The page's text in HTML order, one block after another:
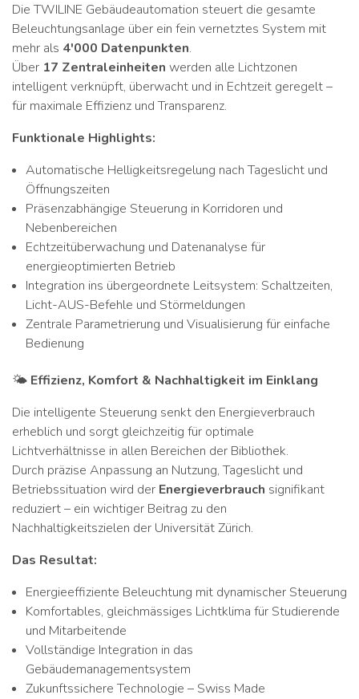
Die TWILINE Gebäudeautomation steuert die gesamte
Beleuchtungsanlage über ein fein vernetztes System mit
mehr als 4'000 Datenpunkten.
Über 17 Zentraleinheiten werden alle Lichtzonen
intelligent verknüpft, überwacht und in Echtzeit geregelt –
für maximale Effizienz und Transparenz.
Funktionale Highlights:
Automatische Helligkeitsregelung nach Tageslicht und
Öffnungszeiten
Präsenzabhängige Steuerung in Korridoren und
Nebenbereichen
Echtzeitüberwachung und Datenanalyse für
energieoptimierten Betrieb
Integration ins übergeordnete Leitsystem: Schaltzeiten,
Licht-AUS-Befehle und Störmeldungen
Zentrale Parametrierung und Visualisierung für einfache
Bedienung
🌤️ Effizienz, Komfort & Nachhaltigkeit im Einklang
Die intelligente Steuerung senkt den Energieverbrauch
erheblich und sorgt gleichzeitig für optimale
Lichtverhältnisse in allen Bereichen der Bibliothek.
Durch präzise Anpassung an Nutzung, Tageslicht und
Betriebssituation wird der Energieverbrauch signifikant
reduziert – ein wichtiger Beitrag zu den
Nachhaltigkeitszielen der Universität Zürich.
Das Resultat:
Energieeffiziente Beleuchtung mit dynamischer Steuerung
Komfortables, gleichmässiges Lichtklima für Studierende
und Mitarbeitende
Vollständige Integration in das
Gebäudemanagementsystem
Zukunftssichere Technologie – Swiss Made